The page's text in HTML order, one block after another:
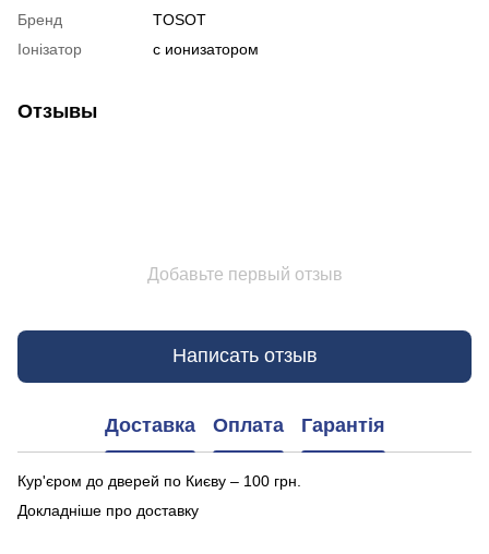
Бренд
TOSOT
Іонізатор
с ионизатором
Отзывы
Добавьте первый отзыв
Написать отзыв
Доставка Оплата Гарантія
Кур'єром до дверей по Києву – 100 грн.
Докладніше про доставку